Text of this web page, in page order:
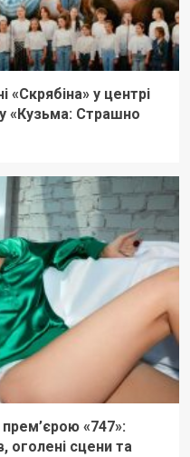
у центрі
«Кузьма: Страшно
прем’єрою «747»:
оголені сцени та